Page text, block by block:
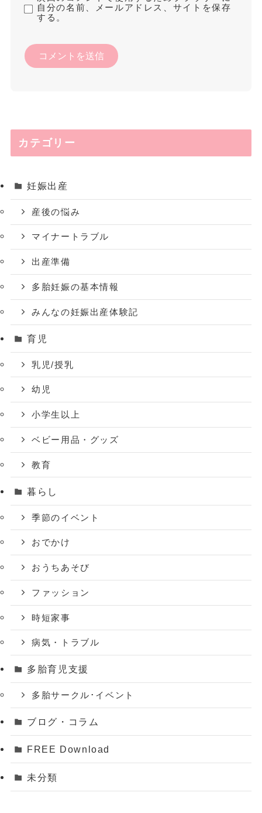
自分の名前、メールアドレス、サイトを保存
する。
カテゴリー
妊娠出産
産後の悩み
マイナートラブル
出産準備
多胎妊娠の基本情報
みんなの妊娠出産体験記
育児
乳児/授乳
幼児
小学生以上
ベビー用品・グッズ
教育
暮らし
季節のイベント
おでかけ
おうちあそび
ファッション
時短家事
病気・トラブル
多胎育児支援
多胎サークル･イベント
ブログ・コラム
FREE Download
未分類